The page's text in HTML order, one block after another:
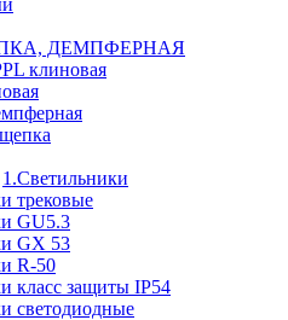
ДЕМПФЕРНАЯ
клиновая
1.Светильники
трековые
GU5.3
GX 53
R-50
класс защиты IP54
светодиодные